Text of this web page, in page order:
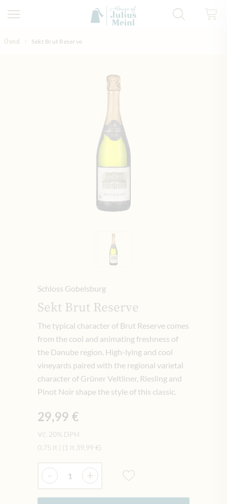
Úvod Sekt Brut Reserve
Schloss Gobelsburg
Sekt Brut Reserve
The typical character of Brut Reserve comes
from the cool and animating freshness of
the Danube region. High-lying and cool
vineyards paired with the regional varietal
character of Grüner Veltliner, Riesling and
Pinot Noir shape the style of this classic.
29,99 €
Vč. 20% DPH
0.75 lt
(1 lt 39,99 €)
Množství
- +